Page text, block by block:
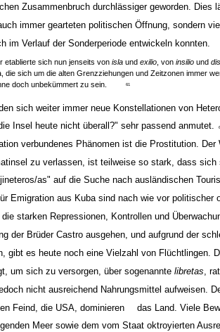
Zusammenbruch durchlässiger geworden. Dies
immer gearteten politischen Öffnung, sondern
im Verlauf der Sonderperiode entwickeln konnten.
etablierte sich nun jenseits von isla und exilio, von insilio und
die sich um die alten Grenzziehungen und Zeitzonen immer
doch unbekümmert zu sein.
61
sich weiter immer neue Konstellationen von
Insel heute nicht überall?" sehr passend anmutet.
verbundenes Phänomen ist die Prostitution. Der
zu verlassen, ist teilweise so stark, dass sich
as" auf die Suche nach ausländischen
Emigration aus Kuba sind nach wie vor politischer
starken Repressionen, Kontrollen und
der Brüder Castro ausgehen, und aufgrund der
gibt es heute noch eine Vielzahl von Flüchtlingen.
um sich zu versorgen, über sogenanntelibretas ,
nicht ausreichend Nahrungsmittel aufweisen.
Feind, die USA, dominieren
das Land. Viele
Meer sowie dem vom Staat oktroyierten